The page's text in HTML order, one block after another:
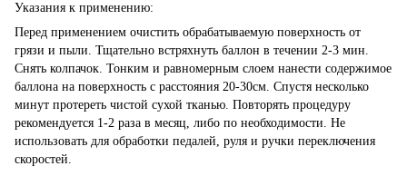
Указания к применению:
Перед применением очистить обрабатываемую поверхность от
грязи и пыли. Тщательно встряхнуть баллон в течении 2-3 мин.
Снять колпачок. Тонким и равномерным слоем нанести содержимое
баллона на поверхность с расстояния 20-30см. Спустя несколько
минут протереть чистой сухой тканью. Повторять процедуру
рекомендуется 1-2 раза в месяц, либо по необходимости. Не
использовать для обработки педалей, руля и ручки переключения
скоростей.